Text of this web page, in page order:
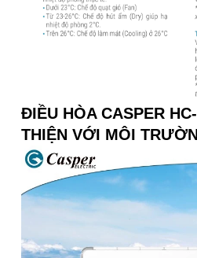
ĐIỀU HÒA CASPER
THIỆN VỚI MÔI